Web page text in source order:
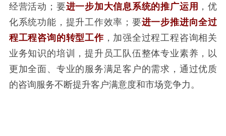
经营活动；要进一步加大信息系统的推广运用 ，优
化系统功能，提升工作效率；要进一步推进向全过
程工程咨询的转型工作，加强全过程工程咨询相关
业务知识的培训，提升员工队伍整体专业素养，以
更加全面、专业的服务满足客户的需求，通过优质
的咨询服务不断提升客户满意度和市场竞争力。